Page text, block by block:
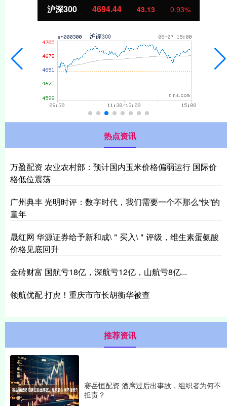
43.13 0.93% 北证50
热点资讯
万盈配资 农业农村部：预计国内玉米价格偏弱运行 国际价
格低位震荡
广州典丰 光明时评：数字时代，我们需要一个不那么“快”的
童年
晟红网 华源证券给予新和成\＂买入\＂评级，维生素蛋氨酸
价格见底回升
金砖财富 国航亏18亿，深航亏12亿，山航亏8亿...
领航优配 打虎！重庆市市长胡衡华被查
推荐资讯
赛岳恒配资 酒席过后出事故，组织者为何不
担责？